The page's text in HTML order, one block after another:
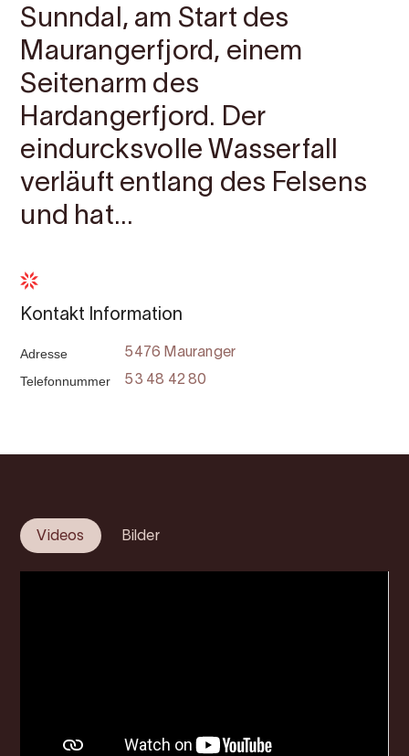
Sunndal, am Start des
Maurangerfjord, einem
Seitenarm des
Hardangerfjord. Der
eindurcksvolle Wasserfall
verläuft entlang des Felsens
und hat...
Kontakt Information
Adresse 5476 Mauranger
Telefonnummer 53 48 42 80
Videos Bilder